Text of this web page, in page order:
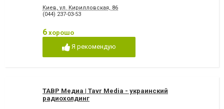
Киев, ул. Кирилловская, 86
(044) 237-03-53
6 хорошо
Я рекомендую
ТАВР Медиа | Tavr Media - украинский
радиохолдинг